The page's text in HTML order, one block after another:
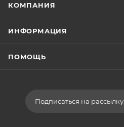
КОМПАНИЯ
ИНФОРМАЦИЯ
ПОМОЩЬ
Подписаться на рассылку